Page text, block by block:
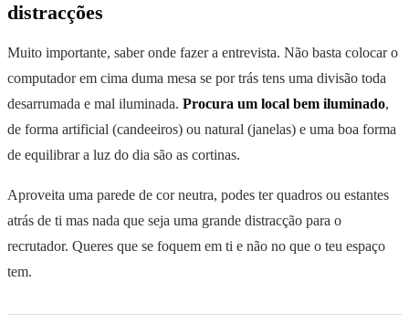
distracções
Muito importante, saber onde fazer a entrevista. Não basta colocar o
computador em cima duma mesa se por trás tens uma divisão toda
desarrumada e mal iluminada. Procura um local bem iluminado,
de forma artificial (candeeiros) ou natural (janelas) e uma boa forma
de equilibrar a luz do dia são as cortinas.
Aproveita uma parede de cor neutra, podes ter quadros ou estantes
atrás de ti mas nada que seja uma grande distracção para o
recrutador. Queres que se foquem em ti e não no que o teu espaço
tem.